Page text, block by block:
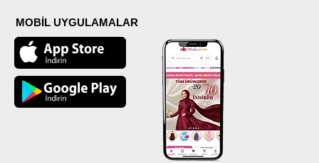
MOBİL UYGULAMALAR